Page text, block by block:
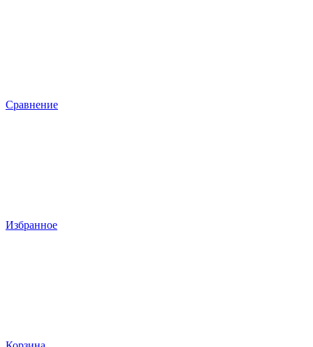
Сравнение
Избранное